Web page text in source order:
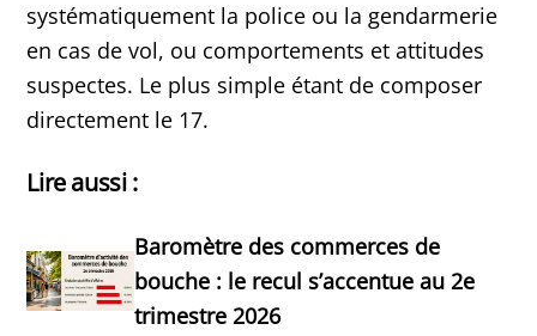
systématiquement la police ou la gendarmerie
en cas de vol, ou comportements et attitudes
suspectes. Le plus simple étant de composer
directement le 17.
Lire aussi :
Baromètre des commerces de
bouche : le recul s’accentue au 2e
trimestre 2026